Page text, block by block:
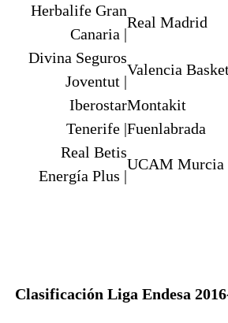
Herbalife Gran
Canaria |
Real Madrid
Divina Seguros
Joventut |
Valencia
Iberostar
Tenerife |
Montakit
Fuenlabrada
Real Betis
Energía Plus |
UCAM Murcia
Clasificación Liga Endesa